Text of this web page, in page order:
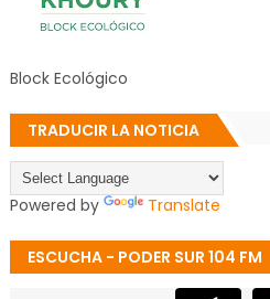
Block Ecológico
TRADUCIR LA NOTICIA
Powered by Translate
ESCUCHA - PODER SUR 104 FM